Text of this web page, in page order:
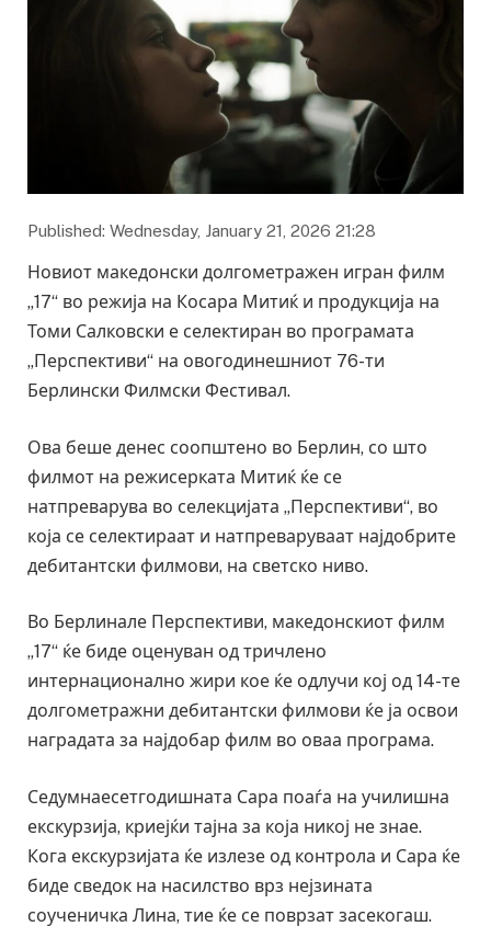
Published: Wednesday, January 21, 2026 21:28
Новиот македонски долгометражен игран филм
„17“ во режија на Косара Митиќ и продукција на
Томи Салковски е селектиран во програмата
„Перспективи“ на овогодинешниот 76-ти
Берлински Филмски Фестивал.
Ова беше денес соопштено во Берлин, со што
филмот на режисерката Митиќ ќе се
натпреварува во селекцијата „Перспективи“, во
која се селектираат и натпреваруваат најдобрите
дебитантски филмови, на светско ниво.
Во Берлинале Перспективи, македонскиот филм
„17“ ќе биде оценуван од тричлено
интернационално жири кое ќе одлучи кој од 14-те
долгометражни дебитантски филмови ќе ја освои
наградата за најдобар филм во оваа програма.
Седумнаесетгодишната Сара поаѓа на училишна
екскурзија, криејќи тајна за која никој не знае.
Кога екскурзијата ќе излезе од контрола и Сара ќе
биде сведок на насилство врз нејзината
соученичка Лина, тие ќе се поврзат засекогаш.